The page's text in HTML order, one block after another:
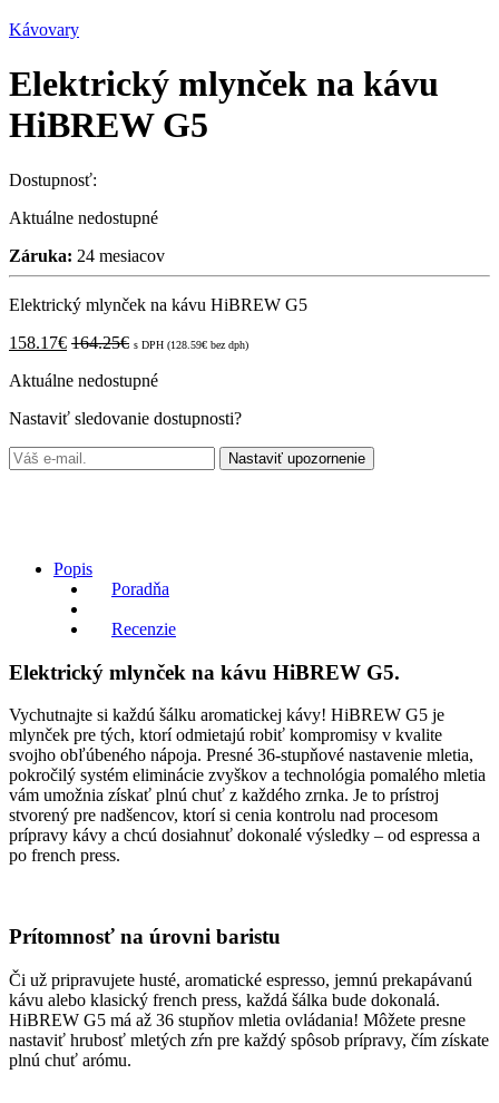
Kávovary
Elektrický mlynček na kávu
HiBREW G5
Dostupnosť:
Aktuálne nedostupné
Záruka: 24 mesiacov
Elektrický mlynček na kávu HiBREW G5
158.17€ 164.25€ s DPH (128.59€ bez dph)
Aktuálne nedostupné
Nastaviť sledovanie dostupnosti?
Nastaviť upozornenie
Popis
Poradňa
Recenzie
Elektrický mlynček na kávu HiBREW G5.
Vychutnajte si každú šálku aromatickej kávy! HiBREW G5 je
mlynček pre tých, ktorí odmietajú robiť kompromisy v kvalite
svojho obľúbeného nápoja. Presné 36-stupňové nastavenie mletia,
pokročilý systém eliminácie zvyškov a technológia pomalého mletia
vám umožnia získať plnú chuť z každého zrnka. Je to prístroj
stvorený pre nadšencov, ktorí si cenia kontrolu nad procesom
prípravy kávy a chcú dosiahnuť dokonalé výsledky – od espressa a
po french press.
Prítomnosť na úrovni baristu
Či už pripravujete husté, aromatické espresso, jemnú prekapávanú
kávu alebo klasický french press, každá šálka bude dokonalá.
HiBREW G5 má až 36 stupňov mletia ovládania! Môžete presne
nastaviť hrubosť mletých zŕn pre každý spôsob prípravy, čím získate
plnú chuť arómu.